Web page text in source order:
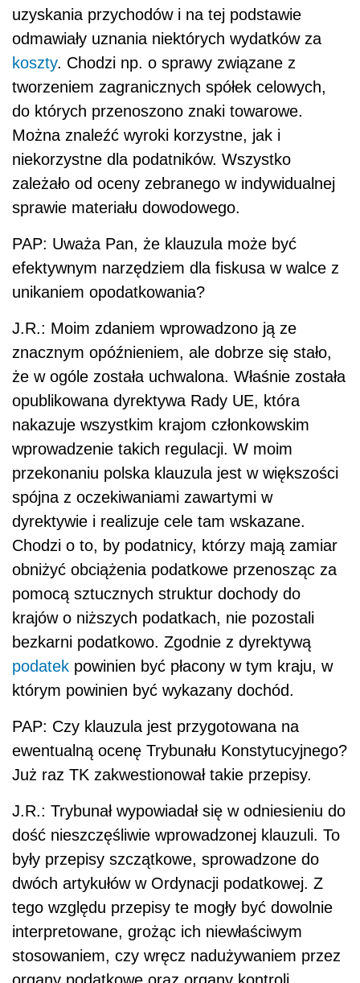
uzyskania przychodów i na tej podstawie
odmawiały uznania niektórych wydatków za
koszty. Chodzi np. o sprawy związane z
tworzeniem zagranicznych spółek celowych,
do których przenoszono znaki towarowe.
Można znaleźć wyroki korzystne, jak i
niekorzystne dla podatników. Wszystko
zależało od oceny zebranego w indywidualnej
sprawie materiału dowodowego.
PAP: Uważa Pan, że klauzula może być
efektywnym narzędziem dla fiskusa w walce z
unikaniem opodatkowania?
J.R.: Moim zdaniem wprowadzono ją ze
znacznym opóźnieniem, ale dobrze się stało,
że w ogóle została uchwalona. Właśnie została
opublikowana dyrektywa Rady UE, która
nakazuje wszystkim krajom członkowskim
wprowadzenie takich regulacji. W moim
przekonaniu polska klauzula jest w większości
spójna z oczekiwaniami zawartymi w
dyrektywie i realizuje cele tam wskazane.
Chodzi o to, by podatnicy, którzy mają zamiar
obniżyć obciążenia podatkowe przenosząc za
pomocą sztucznych struktur dochody do
krajów o niższych podatkach, nie pozostali
bezkarni podatkowo. Zgodnie z dyrektywą
podatek powinien być płacony w tym kraju, w
którym powinien być wykazany dochód.
PAP: Czy klauzula jest przygotowana na
ewentualną ocenę Trybunału Konstytucyjnego?
Już raz TK zakwestionował takie przepisy.
J.R.: Trybunał wypowiadał się w odniesieniu do
dość nieszczęśliwie wprowadzonej klauzuli. To
były przepisy szczątkowe, sprowadzone do
dwóch artykułów w Ordynacji podatkowej. Z
tego względu przepisy te mogły być dowolnie
interpretowane, grożąc ich niewłaściwym
stosowaniem, czy wręcz nadużywaniem przez